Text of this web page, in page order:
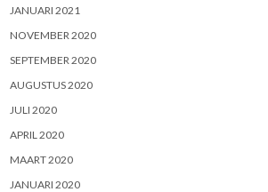
JANUARI 2021
NOVEMBER 2020
SEPTEMBER 2020
AUGUSTUS 2020
JULI 2020
APRIL 2020
MAART 2020
JANUARI 2020